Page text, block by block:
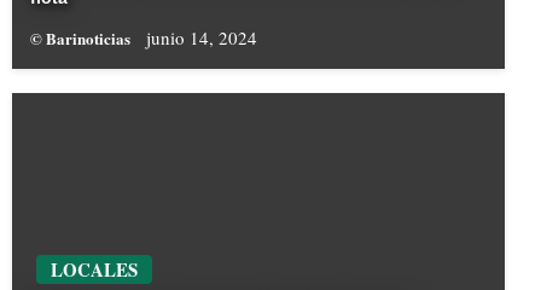
© Barinoticias junio 14, 2024
LOCALES